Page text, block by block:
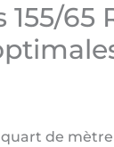
155/
de